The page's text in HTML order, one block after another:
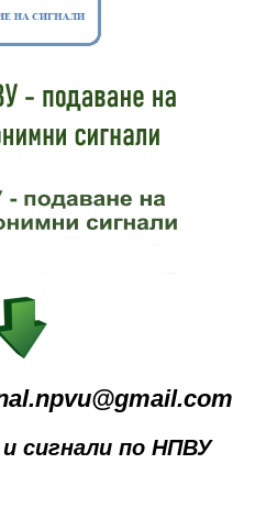
сигнали по НПВУ